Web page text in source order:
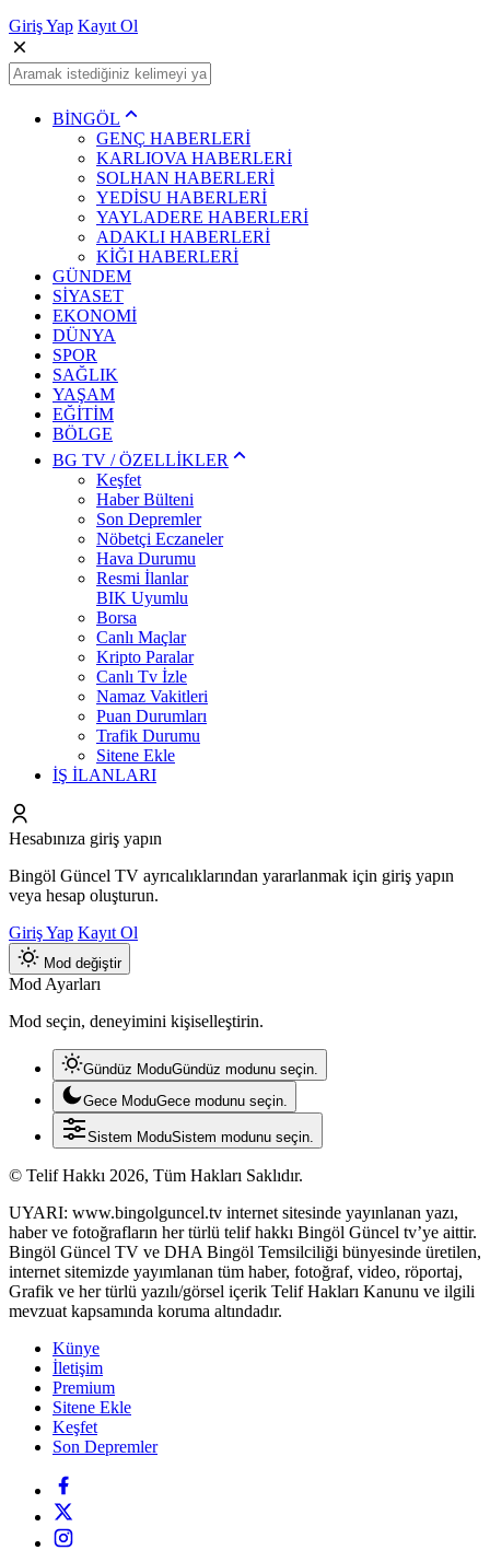
Giriş Yap Kayıt Ol
BİNGÖL
GENÇ HABERLERİ
KARLIOVA HABERLERİ
SOLHAN HABERLERİ
YEDİSU HABERLERİ
YAYLADERE HABERLERİ
ADAKLI HABERLERİ
KİĞI HABERLERİ
GÜNDEM
SİYASET
EKONOMİ
DÜNYA
SPOR
SAĞLIK
YAŞAM
EĞİTİM
BÖLGE
BG TV / ÖZELLİKLER
Keşfet
Haber Bülteni
Son Depremler
Nöbetçi Eczaneler
Hava Durumu
Resmi İlanlar
BIK Uyumlu
Borsa
Canlı Maçlar
Kripto Paralar
Canlı Tv İzle
Namaz Vakitleri
Puan Durumları
Trafik Durumu
Sitene Ekle
İŞ İLANLARI
Hesabınıza giriş yapın
Bingöl Güncel TV ayrıcalıklarından yararlanmak için giriş yapın
veya hesap oluşturun.
Giriş Yap Kayıt Ol
Mod değiştir
Mod Ayarları
Mod seçin, deneyimini kişiselleştirin.
Gündüz ModuGündüz modunu seçin.
Gece ModuGece modunu seçin.
Sistem ModuSistem modunu seçin.
© Telif Hakkı 2026, Tüm Hakları Saklıdır.
UYARI: www.bingolguncel.tv internet sitesinde yayınlanan yazı,
haber ve fotoğrafların her türlü telif hakkı Bingöl Güncel tv’ye aittir.
Bingöl Güncel TV ve DHA Bingöl Temsilciliği bünyesinde üretilen,
internet sitemizde yayımlanan tüm haber, fotoğraf, video, röportaj,
Grafik ve her türlü yazılı/görsel içerik Telif Hakları Kanunu ve ilgili
mevzuat kapsamında koruma altındadır.
Künye
İletişim
Premium
Sitene Ekle
Keşfet
Son Depremler